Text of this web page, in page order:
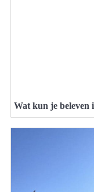
Wat kun je beleven